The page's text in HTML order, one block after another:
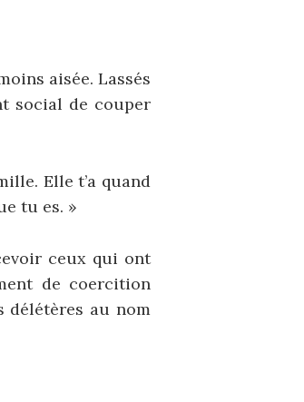
aisée. Lassés
social de couper
Elle t’a quand
tu es. »
ceux qui ont
de coercition
délétères au nom